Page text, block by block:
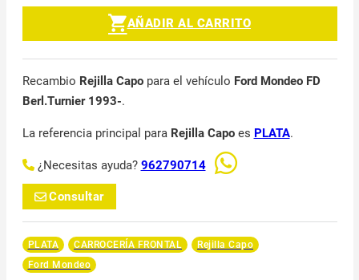
AÑADIR AL CARRITO
Recambio Rejilla Capopara el vehículo Ford Mondeo FD
Berl.Turnier 1993-.
La referencia principal para Rejilla Capoes PLATA.
¿Necesitas ayuda? 962790714
Consultar
PLATA CARROCERÍA FRONTAL
Rejilla Capo
Ford Mondeo